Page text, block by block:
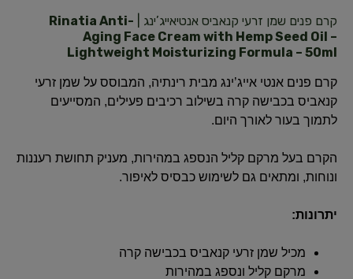
קרם פנים שמן זרעי קנאביס אנטיאייג’ינג | Rinatia Anti-
Aging Face Cream with Hemp Seed Oil –
Lightweight Moisturizing Formula – 50ml
קרם פנים אנטי אייג’ינג מבית רינתיה, המבוסס על שמן זרעי
קנאביס בכבישה קרה בשילוב רכיבים פעילים, המסייעים
לתמוך בעור לאורך היום.
הקרם בעל מרקם קליל הנספג במהירות, מעניק תחושת רעננות
ונוחות, ומתאים גם לשימוש כבסיס לאיפור.
יתרונות:
מכיל שמן זרעי קנאביס בכבישה קרה
מרקם קליל ונספג במהירות